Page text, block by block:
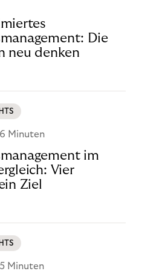
Die
neu denken
6 Minuten
im
Vier
Ziel
5 Minuten